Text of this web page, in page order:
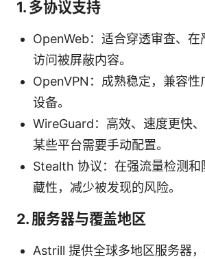
1. 多协议支持
OpenWeb：适合穿透审查、在
访问被屏蔽内容。
OpenVPN：成熟稳定，兼容性
设备。
WireGuard：高效、速度更快
某些平台需要手动配置。
Stealth 协议：在强流量检测和
藏性，减少被发现的风险。
2. 服务器与覆盖地区
Astrill 提供全球多地区服务器